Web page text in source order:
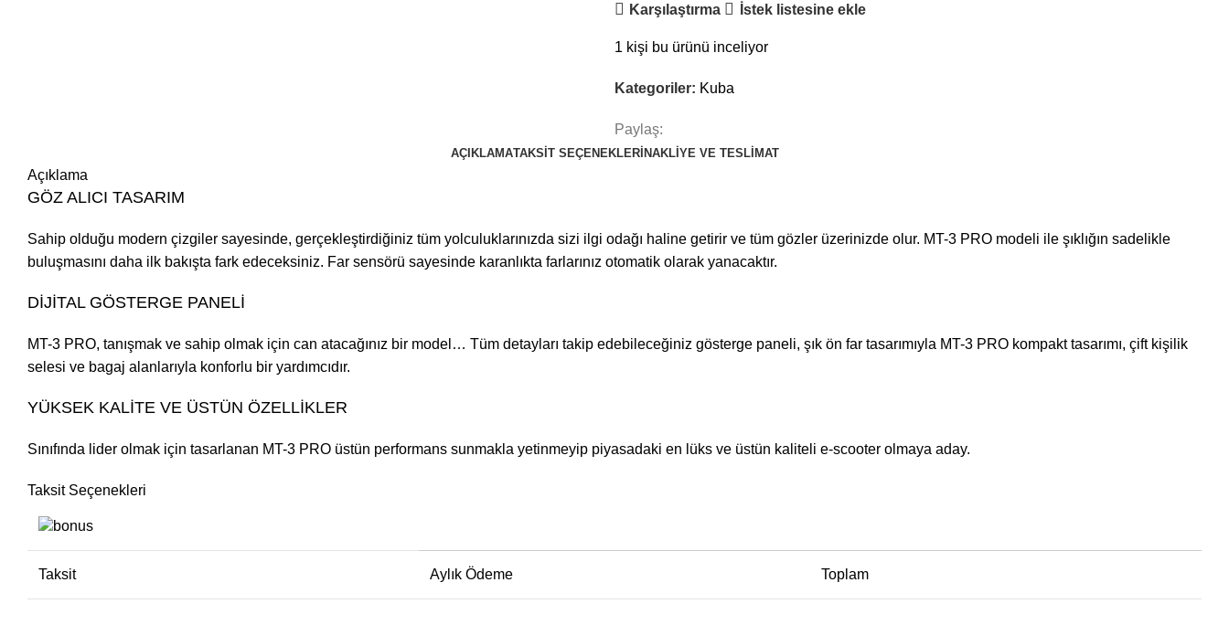
Karşılaştırma İstek listesine ekle
1 kişi bu ürünü inceliyor
Kategoriler: Kuba
Paylaş:
AÇIKLAMATAKSIT SEÇENEKLERI NAKLIYE VE TESLIMAT
Açıklama
GÖZ ALICI TASARIM
Sahip olduğu modern çizgiler sayesinde, gerçekleştirdiğiniz tüm yolculuklarınızda sizi ilgi odağı haline getirir ve tüm gözler üzerinizde olur. MT-3 PRO modeli ile şıklığın sadelikle
buluşmasını daha ilk bakışta fark edeceksiniz. Far sensörü sayesinde karanlıkta farlarınız otomatik olarak yanacaktır.
DİJİTAL GÖSTERGE PANELİ
MT-3 PRO, tanışmak ve sahip olmak için can atacağınız bir model… Tüm detayları takip edebileceğiniz gösterge paneli, şık ön far tasarımıyla MT-3 PRO kompakt tasarımı, çift kişilik
selesi ve bagaj alanlarıyla konforlu bir yardımcıdır.
YÜKSEK KALİTE VE ÜSTÜN ÖZELLİKLER
Sınıfında lider olmak için tasarlanan MT-3 PRO üstün performans sunmakla yetinmeyip piyasadaki en lüks ve üstün kaliteli e-scooter olmaya aday.
Taksit Seçenekleri
Taksit Aylık Ödeme Toplam